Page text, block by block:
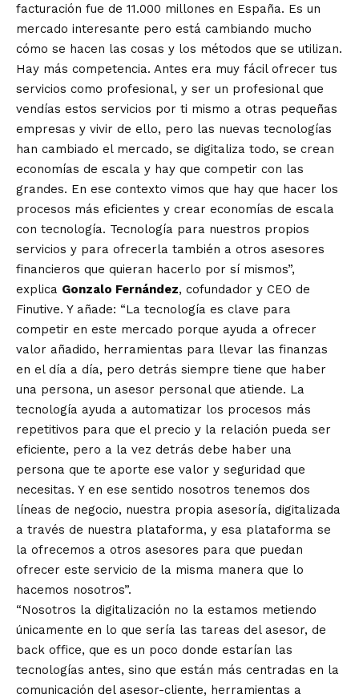
facturación fue de 11.000 millones en España. Es un
mercado interesante pero está cambiando mucho
cómo se hacen las cosas y los métodos que se utilizan.
Hay más competencia. Antes era muy fácil ofrecer tus
servicios como profesional, y ser un profesional que
vendías estos servicios por ti mismo a otras pequeñas
empresas y vivir de ello, pero las nuevas tecnologías
han cambiado el mercado, se digitaliza todo, se crean
economías de escala y hay que competir con las
grandes. En ese contexto vimos que hay que hacer los
procesos más eficientes y crear economías de escala
con tecnología. Tecnología para nuestros propios
servicios y para ofrecerla también a otros asesores
financieros que quieran hacerlo por sí mismos”,
explica Gonzalo Fernández, cofundador y CEO de
Finutive. Y añade: “La tecnología es clave para
competir en este mercado porque ayuda a ofrecer
valor añadido, herramientas para llevar las finanzas
en el día a día, pero detrás siempre tiene que haber
una persona, un asesor personal que atiende. La
tecnología ayuda a automatizar los procesos más
repetitivos para que el precio y la relación pueda ser
eficiente, pero a la vez detrás debe haber una
persona que te aporte ese valor y seguridad que
necesitas. Y en ese sentido nosotros tenemos dos
líneas de negocio, nuestra propia asesoría, digitalizada
a través de nuestra plataforma, y esa plataforma se
la ofrecemos a otros asesores para que puedan
ofrecer este servicio de la misma manera que lo
hacemos nosotros”.
“Nosotros la digitalización no la estamos metiendo
únicamente en lo que sería las tareas del asesor, de
back office, que es un poco donde estarían las
tecnologías antes, sino que están más centradas en la
comunicación del asesor-cliente, herramientas a